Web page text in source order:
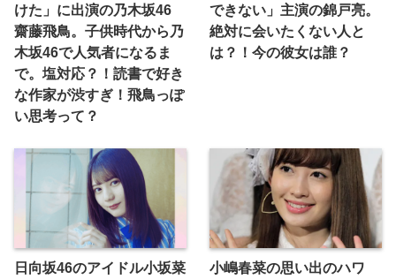
けた」に出演の乃木坂46
齋藤飛鳥。子供時代から乃
木坂46で人気者になるま
で。塩対応？！読書で好き
な作家が渋すぎ！飛鳥っぽ
い思考って？
できない」主演の錦戸亮。
絶対に会いたくない人と
は？！今の彼女は誰？
日向坂46のアイドル小坂菜
小嶋春菜の思い出のハワ